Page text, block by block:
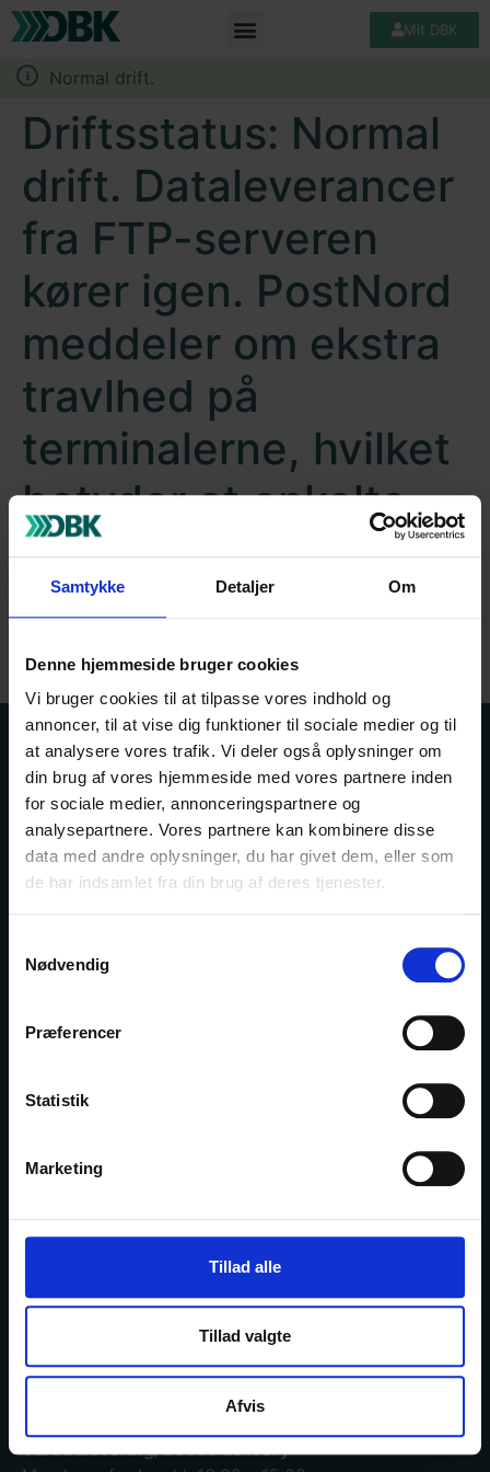
Samtykke Detaljer Om
Denne hjemmeside bruger cookies
Vi bruger cookies til at tilpasse vores indhold og
annoncer, til at vise dig funktioner til sociale medier og til
at analysere vores trafik. Vi deler også oplysninger om
din brug af vores hjemmeside med vores partnere inden
for sociale medier, annonceringspartnere og
analysepartnere. Vores partnere kan kombinere disse
data med andre oplysninger, du har givet dem, eller som
de har indsamlet fra din brug af deres tjenester.
Nødvendig
Præferencer
Statistik
Marketing
Tillad alle
Tillad valgte
Afvis
Mit DBK
Normal drift.
Driftsstatus: Normal
drift. Dataleverancer
fra FTP-serveren
kører igen. PostNord
meddeler om ekstra
travlhed på
terminalerne, hvilket
betyder at enkelte
pakker leveres én
dag senere end
normalt.
Kontakt os Bogportalen
Driftsstatus
mellem forlagsvirksomheder og boghandlere.
værdiskabende samarbejdspartner for hele
bogbranchen og bindeleddet mellem forlag og
Køge lager og hovedkontor
Mimersvej 4, 4600 Køge.
Åbningstider i varemodtagelsen/Opening hours in
Mandag – torsdag: kl. 07:00 – 15:30
Vareudlevering/Goods delivery